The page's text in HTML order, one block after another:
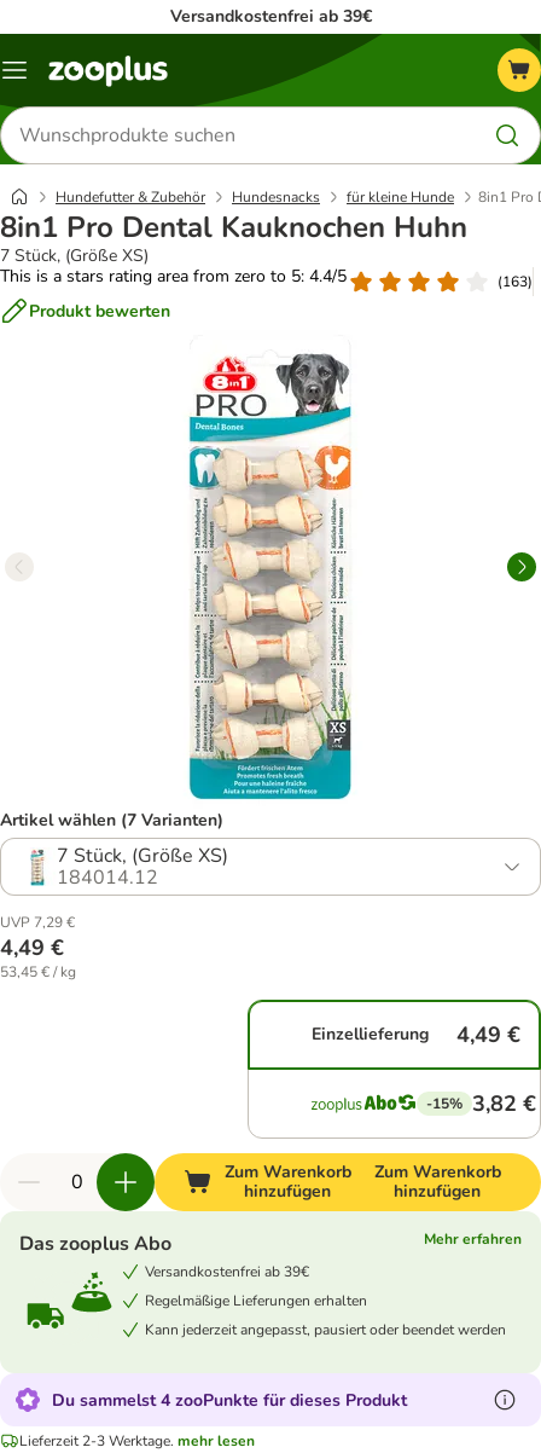
Versandkostenfrei ab 39€
Menü
Produkte
suchen
Hundefutter & Zubehör Hundesnacks für kleine Hunde 8in1 Pro
8in1 Pro Dental Kauknochen Huhn
7 Stück, (Größe XS)
This is a stars rating area from zero to 5: 4.4/5
(163)
Produkt bewerten
Artikel wählen (7 Varianten)
7 Stück, (Größe XS)
184014.12
UVP 7,29 €
4,49 €
53,45 € / kg
Einzellieferung 4,49 €
-15% 3,82 €
Zum Warenkorb
hinzufügen
Zum Warenkorb
hinzufügen
Das zooplus Abo
Mehr erfahren
Versandkostenfrei ab 39€
Regelmäßige Lieferungen erhalten
Kann jederzeit angepasst, pausiert oder beendet werden
Du sammelst 4 zooPunkte für dieses Produkt
Lieferzeit 2-3 Werktage. mehr lesen